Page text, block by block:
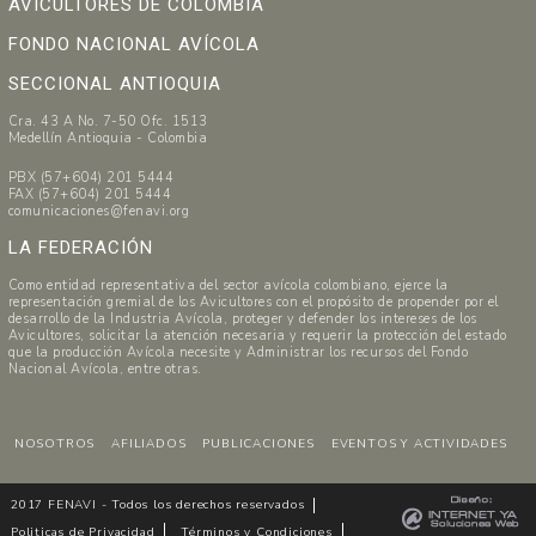
AVICULTORES DE COLOMBIA
FONDO NACIONAL AVÍCOLA
SECCIONAL ANTIOQUIA
Cra. 43 A No. 7-50 Ofc. 1513
Medellín Antioquia - Colombia
PBX (57+604) 201 5444
FAX (57+604) 201 5444
comunicaciones@fenavi.org
LA FEDERACIÓN
Como entidad representativa del sector avícola colombiano, ejerce la
representación gremial de los Avicultores con el propósito de propender por el
desarrollo de la Industria Avícola, proteger y defender los intereses de los
Avicultores, solicitar la atención necesaria y requerir la protección del estado
que la producción Avícola necesite y Administrar los recursos del Fondo
Nacional Avícola, entre otras.
NOSOTROS AFILIADOS PUBLICACIONES EVENTOS Y ACTIVIDADES
2017 FENAVI - Todos los derechos reservados
Politicas de Privacidad
Términos y Condiciones